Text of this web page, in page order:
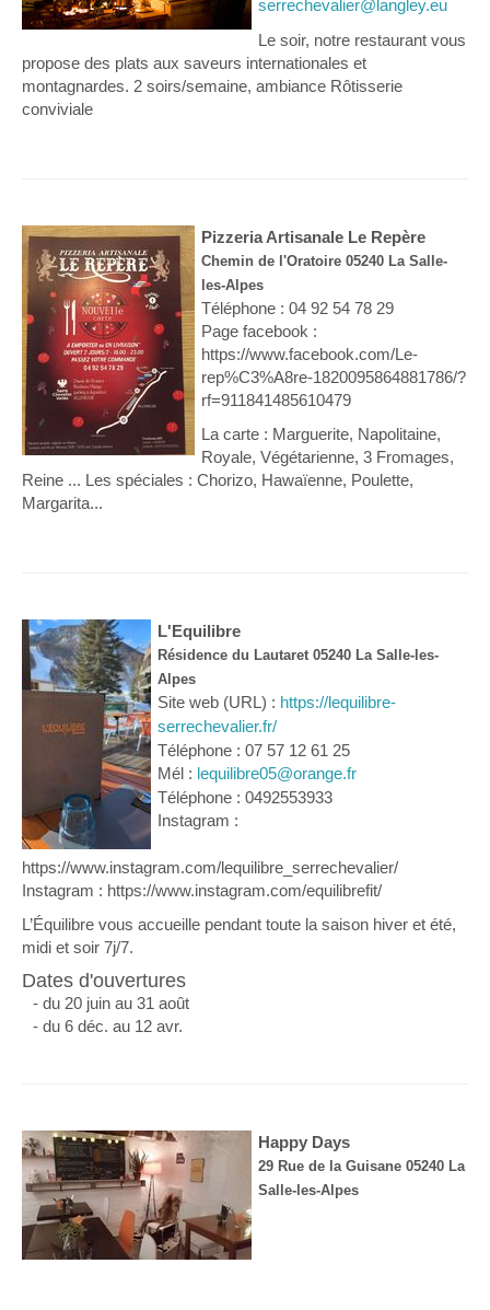
serrechevalier@langley.eu
Le soir, notre restaurant vous
propose des plats aux saveurs internationales et
montagnardes. 2 soirs/semaine, ambiance Rôtisserie
conviviale
Pizzeria Artisanale Le Repère
Chemin de l'Oratoire 05240 La Salle-
les-Alpes
Téléphone : 04 92 54 78 29
Page facebook :
https://www.facebook.com/Le-
rep%C3%A8re-1820095864881786/?
rf=911841485610479
La carte : Marguerite, Napolitaine,
Royale, Végétarienne, 3 Fromages,
Reine ... Les spéciales : Chorizo, Hawaïenne, Poulette,
Margarita...
L'Equilibre
Résidence du Lautaret 05240 La Salle-les-
Alpes
Site web (URL) : https://lequilibre-
serrechevalier.fr/
Téléphone : 07 57 12 61 25
Mél : lequilibre05@orange.fr
Téléphone : 0492553933
Instagram :
https://www.instagram.com/lequilibre_serrechevalier/
Instagram : https://www.instagram.com/equilibrefit/
L’Équilibre vous accueille pendant toute la saison hiver et été,
midi et soir 7j/7.
Dates d'ouvertures
- du 20 juin au 31 août
- du 6 déc. au 12 avr.
Happy Days
29 Rue de la Guisane 05240 La
Salle-les-Alpes